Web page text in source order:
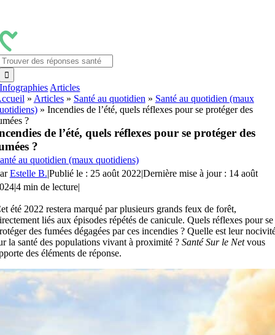
contenu
Infographies Articles
» Articles» Santé au quotidien » Santé au quotidien (maux
» Incendies de l’été, quels réflexes pour se protéger des
?
de l’été, quels réflexes pour se protéger des
?
au quotidien (maux quotidiens)
Estelle B.|Publié le : 25 août 2022|Dernière mise à jour : 14 août
|4 min de lecture|
été 2022 restera marqué par plusieurs grands feux de forêt,
liés aux épisodes répétés de canicule. Quels réflexes pour se
des fumées dégagées par ces incendies ? Quelle est leur
la santé des populations vivant à proximité ? Santé Sur le Netvous
des éléments de réponse.